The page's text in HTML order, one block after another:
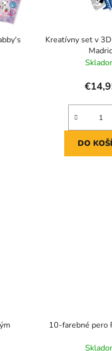
Kreatívny set v
DO
10-farebné pero